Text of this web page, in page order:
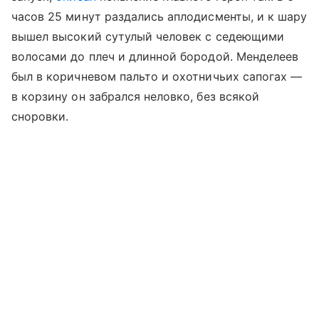
часов 25 минут раздались аплодисменты, и к шару
вышел высокий сутулый человек с седеющими
волосами до плеч и длинной бородой. Менделеев
был в коричневом пальто и охотничьих сапогах —
в корзину он забрался неловко, без всякой
сноровки.